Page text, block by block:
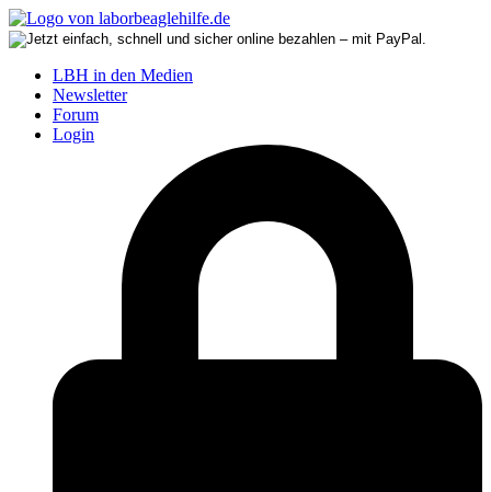
LBH in den Medien
Newsletter
Forum
Login